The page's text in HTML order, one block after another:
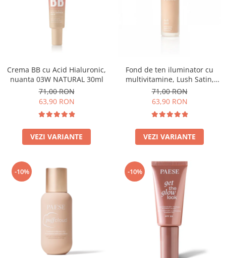
Crema BB cu Acid Hialuronic,
nuanta 03W NATURAL 30ml
71,00 RON
63,90 RON
VEZI VARIANTE
Fond de ten iluminator cu
multivitamine, Lush Satin,
nuanta 31 Warm Beige - 30ml
71,00 RON
63,90 RON
VEZI VARIANTE
-10% -10%